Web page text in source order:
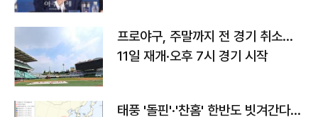
프로야구, 주말까지 전 경기 취소…
11일 재개·오후 7시 경기 시작
태풍 '돌핀'·'찬홈' 한반도 빗겨간다…